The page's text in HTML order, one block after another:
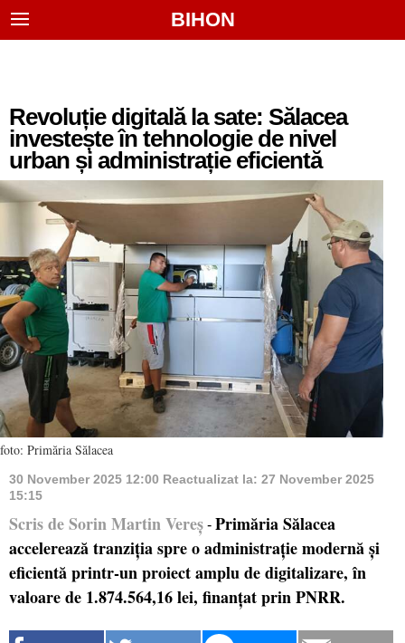
BIHON
Revoluție digitală la sate: Sălacea
investește în tehnologie de nivel
urban și administrație eficientă
foto: Primăria Sălacea
30 November 2025 12:00 Reactualizat la: 27 November 2025
15:15
Scris de Sorin Martin Vereș - Primăria Sălacea
accelerează tranziția spre o administrație modernă și
eficientă printr-un proiect amplu de digitalizare, în
valoare de 1.874.564,16 lei, finanțat prin PNRR.